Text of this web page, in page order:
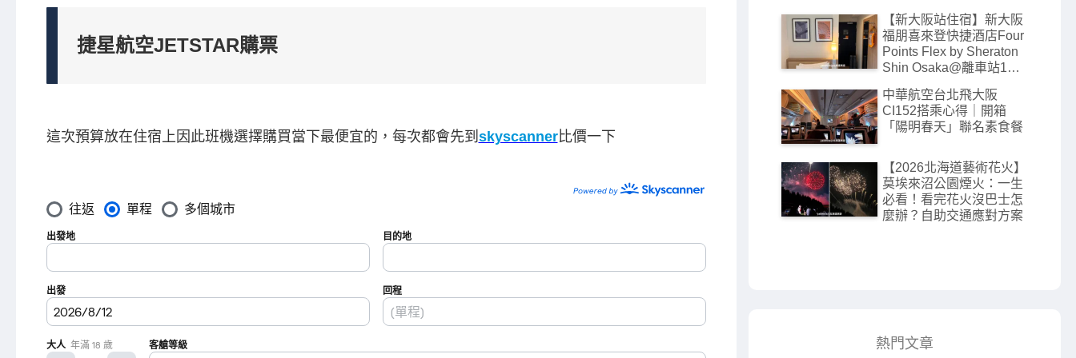
捷星航空JETSTAR購票
這次預算放在住宿上因此班機選擇購買當下最便宜的，每次都會先到 skyscanner比價一下
【新大阪站住宿】新大阪
福朋喜來登快捷酒店Four
Points Flex by Sheraton
Shin Osaka@離車站1分
中華航空台北飛大阪
CI152搭乘心得｜開箱
「陽明春天」聯名素食餐
【2026北海道藝術花火】
莫埃來沼公園煙火：一生
必看！看完花火沒巴士怎
麼辦？自助交通應對方案
熱門文章